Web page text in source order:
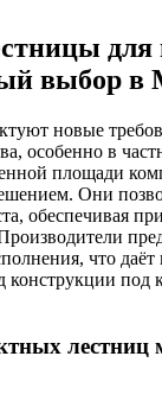
для
выбор в
новые
особенно в
площади
Они
обеспечивая
что даёт
под
лестниц